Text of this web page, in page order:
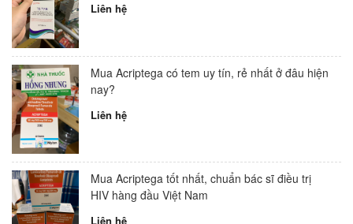
Liên hệ
Mua Acriptega có tem uy tín, rẻ nhất ở đâu hiện
nay?
Liên hệ
Mua Acriptega tốt nhất, chuẩn bác sĩ điều trị
HIV hàng đầu Việt Nam
Liên hệ